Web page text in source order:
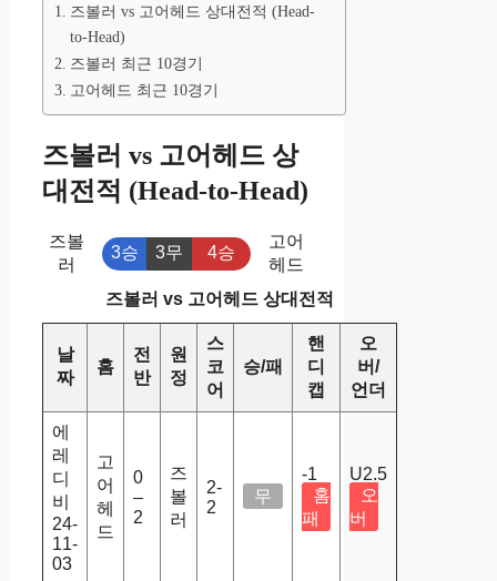
즈볼러 vs 고어헤드 상대전적 (Head-
to-Head)
즈볼러 최근 10경기
고어헤드 최근 10경기
즈볼러 vs 고어헤드 상
대전적 (Head-to-Head)
즈볼
러
3승 3무 4승
고어
헤드
즈볼러 vs 고어헤드 상대전적
날
짜
홈
전
반
원
정
스
코
어
승/패
핸
디
캡
오
버/
언더
에
레
디
비
24-
11-
03
고
어
헤
드
0
–
2
즈
볼
러
2-
2
무
-1
홈
패
U2.5
오
버